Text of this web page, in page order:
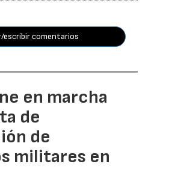
escribir comentarios
en marcha
de
de
militares en